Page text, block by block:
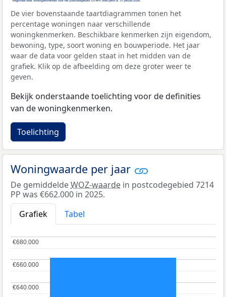
De vier bovenstaande taartdiagrammen tonen het
percentage woningen naar verschillende
woningkenmerken. Beschikbare kenmerken zijn eigendom,
bewoning, type, soort woning en bouwperiode. Het jaar
waar de data voor gelden staat in het midden van de
grafiek. Klik op de afbeelding om deze groter weer te
geven.
Bekijk onderstaande toelichting voor de definities
van de woningkenmerken.
Toelichting
Woningwaarde per jaar
De gemiddeldeWOZ-waarde in postcodegebied 7214
PP was €662.000 in 2025.
Grafiek
Tabel
€640.000
€640.000
€660.000
€660.000
€680.000
€680.000